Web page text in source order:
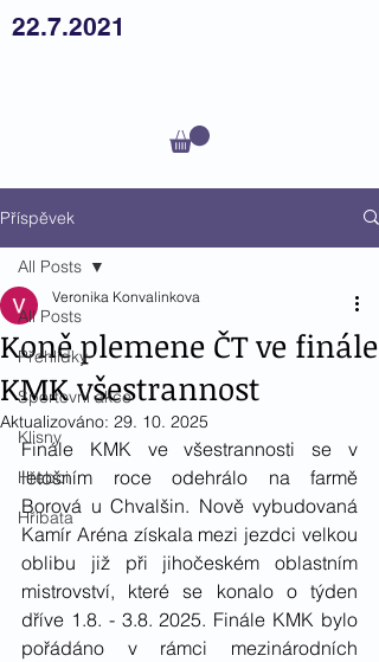
22.7.2021
Příspěvek
All Posts
Přehlídky
Sportovní akce
Klisny
Hřebci
Hříbata
All Posts
Koně plemene ČT ve finále
KMK všestrannost
Veronika Konvalinkova
Aktualizováno: 29. 10. 2025
Finále KMK ve všestrannosti se v
letošním roce odehrálo na farmě
Borová u Chvalšin. Nově vybudovaná
Kamír Aréna získala mezi jezdci velkou
oblibu již při jihočeském oblastním
mistrovství, které se konalo o týden
dříve 1.8. - 3.8. 2025. Finále KMK bylo
pořádáno v rámci mezinárodních